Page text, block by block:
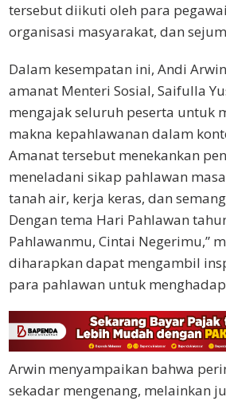
tersebut diikuti oleh para
organisasi masyarakat, dan
Dalam kesempatan ini, Andi
amanat Menteri Sosial, Saifulla
mengajak seluruh peserta untuk
makna kepahlawanan dalam
Amanat tersebut menekankan
meneladani sikap pahlawan
tanah air, kerja keras, dan
Dengan tema Hari Pahlawan
Pahlawanmu, Cintai Negerimu,”
diharapkan dapat mengambil
para pahlawan untuk
Arwin menyampaikan bahwa
sekadar mengenang, melainkan